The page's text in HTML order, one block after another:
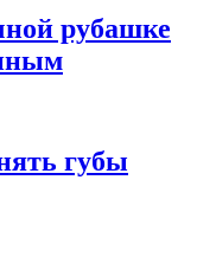
рубашке
губы